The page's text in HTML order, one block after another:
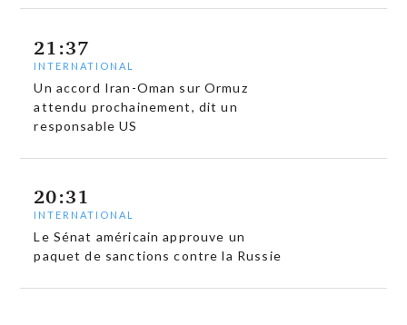
21:37
INTERNATIONAL
Un accord Iran-Oman sur Ormuz
attendu prochainement, dit un
responsable US
20:31
INTERNATIONAL
Le Sénat américain approuve un
paquet de sanctions contre la Russie